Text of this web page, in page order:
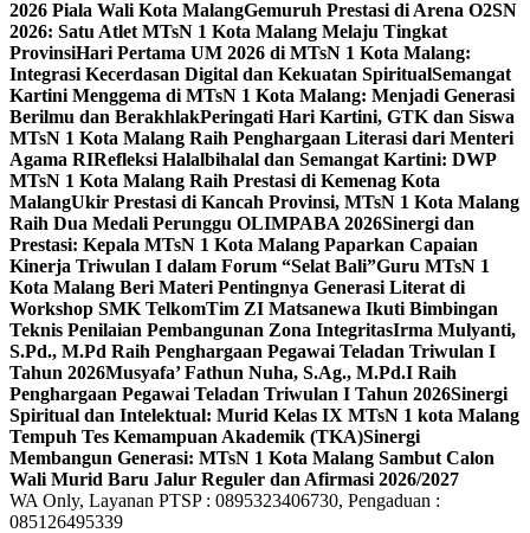
2026 Piala Wali Kota MalangGemuruh Prestasi di Arena O2SN
2026: Satu Atlet MTsN 1 Kota Malang Melaju Tingkat
ProvinsiHari Pertama UM 2026 di MTsN 1 Kota Malang:
Integrasi Kecerdasan Digital dan Kekuatan SpiritualSemangat
Kartini Menggema di MTsN 1 Kota Malang: Menjadi Generasi
Berilmu dan BerakhlakPeringati Hari Kartini, GTK dan Siswa
MTsN 1 Kota Malang Raih Penghargaan Literasi dari Menteri
Agama RIRefleksi Halalbihalal dan Semangat Kartini: DWP
MTsN 1 Kota Malang Raih Prestasi di Kemenag Kota
MalangUkir Prestasi di Kancah Provinsi, MTsN 1 Kota Malang
Raih Dua Medali Perunggu OLIMPABA 2026Sinergi dan
Prestasi: Kepala MTsN 1 Kota Malang Paparkan Capaian
Kinerja Triwulan I dalam Forum “Selat Bali”Guru MTsN 1
Kota Malang Beri Materi Pentingnya Generasi Literat di
Workshop SMK TelkomTim ZI Matsanewa Ikuti Bimbingan
Teknis Penilaian Pembangunan Zona IntegritasIrma Mulyanti,
S.Pd., M.Pd Raih Penghargaan Pegawai Teladan Triwulan I
Tahun 2026Musyafa’ Fathun Nuha, S.Ag., M.Pd.I Raih
Penghargaan Pegawai Teladan Triwulan I Tahun 2026Sinergi
Spiritual dan Intelektual: Murid Kelas IX MTsN 1 kota Malang
Tempuh Tes Kemampuan Akademik (TKA)Sinergi
Membangun Generasi: MTsN 1 Kota Malang Sambut Calon
Wali Murid Baru Jalur Reguler dan Afirmasi 2026/2027
WA Only, Layanan PTSP : 0895323406730, Pengaduan :
085126495339